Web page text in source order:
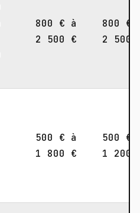
800 € à
2 500 €
800 €
2 500
500 € à
1 800 €
500 €
1 200